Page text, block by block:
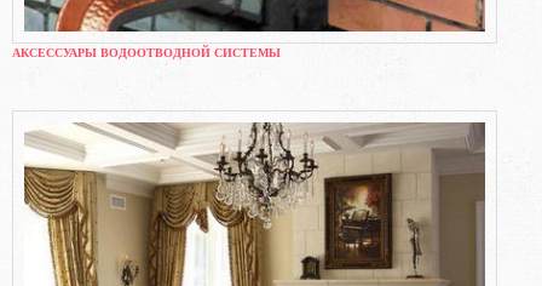
АКСЕССУАРЫ ВОДООТВОДНОЙ СИСТЕМЫ